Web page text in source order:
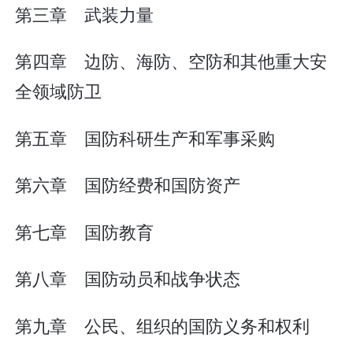
第三章 武装力量
第四章 边防、海防、空防和其他重大安
全领域防卫
第五章 国防科研生产和军事采购
第六章 国防经费和国防资产
第七章 国防教育
第八章 国防动员和战争状态
第九章 公民、组织的国防义务和权利